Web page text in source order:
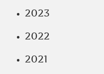
2023
2022
2021